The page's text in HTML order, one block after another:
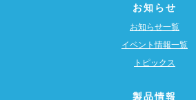
お知らせ
お知らせ一覧
イベント情報一覧
トピックス
製品情報